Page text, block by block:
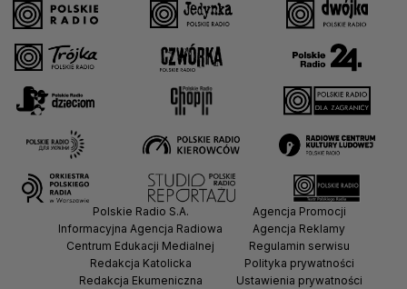
Polskie Radio S.A.
Informacyjna Agencja Radiowa
Centrum Edukacji Medialnej
Redakcja Katolicka
Redakcja Ekumeniczna
Agencja Promocji
Agencja Reklamy
Regulamin serwisu
Polityka prywatności
Ustawienia prywatności